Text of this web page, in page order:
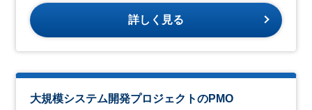
詳しく見る
大規模システム開発プロジェクトのPMO